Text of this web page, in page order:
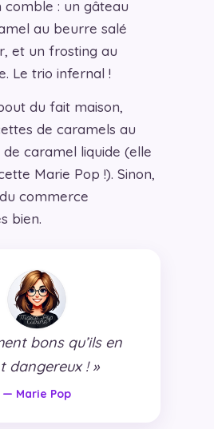
comble : un gâteau
au beurre salé
et un frosting au
Le trio infernal !
du fait maison,
de caramels au
caramel liquide (elle
Marie Pop !). Sinon,
commerce
bien.
bons qu’ils en
dangereux ! »
— Marie Pop